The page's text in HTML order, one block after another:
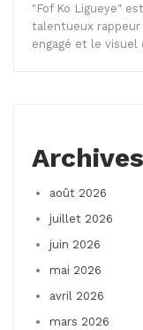
"Fof Ko Ligueye"
talentueux
engagé et le
Archives
août 2026
juillet 2026
juin 2026
mai 2026
avril 2026
mars 2026